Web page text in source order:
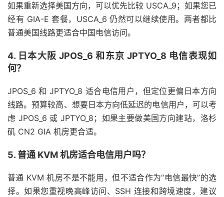
如果重新选择美国方向，可以优先比较 USCA_9；如果您已
经有 GIA-E 套餐，USCA_6 仍然可以继续使用。两者都比
普通美国线路更适合中国电信访问。
4. 日本大阪 JPOS_6 和东京 JPTYO_8 电信表现如
何？
JPOS_6 和 JPTYO_8 适合电信用户，但定位更偏日本方向
线路。预算较高、想要日本方向低延迟的电信用户，可以考
虑 JPOS_6 或 JPTYO_8；如果主要做美国方向建站，洛杉
矶 CN2 GIA 机房更合适。
5. 普通 KVM 机房适合电信用户吗？
普通 KVM 机房不是不能用，但不适合作为“电信最快”的选
择。如果您重视晚高峰访问、SSH 连接和跨境速度，建议